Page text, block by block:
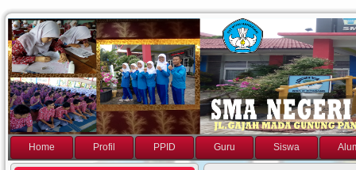
Home Profil PPID Guru Siswa